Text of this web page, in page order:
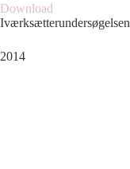
Download
Iværksætterundersøgelsen
2014